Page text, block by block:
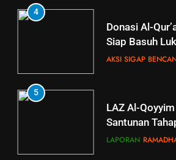
4
Donasi Al-
Siap Basuh
AKSI SIGAP
5
LAZ Al-
Santunan
Gemar Berbagi
LAPORAN
5
Tahsin Griya
Semangat
Menjaga
GRIYA TAHFIDZ